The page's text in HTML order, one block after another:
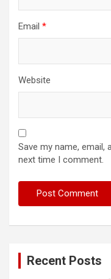
Email *
Website
Save my name,
next time I comment.
Recent Posts